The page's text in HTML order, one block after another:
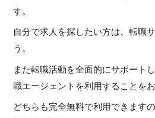
す。
自分で求人を探したい方は、転職
う。
また転職活動を全面的にサポート
職エージェントを利用することを
どちらも完全無料で利用できます